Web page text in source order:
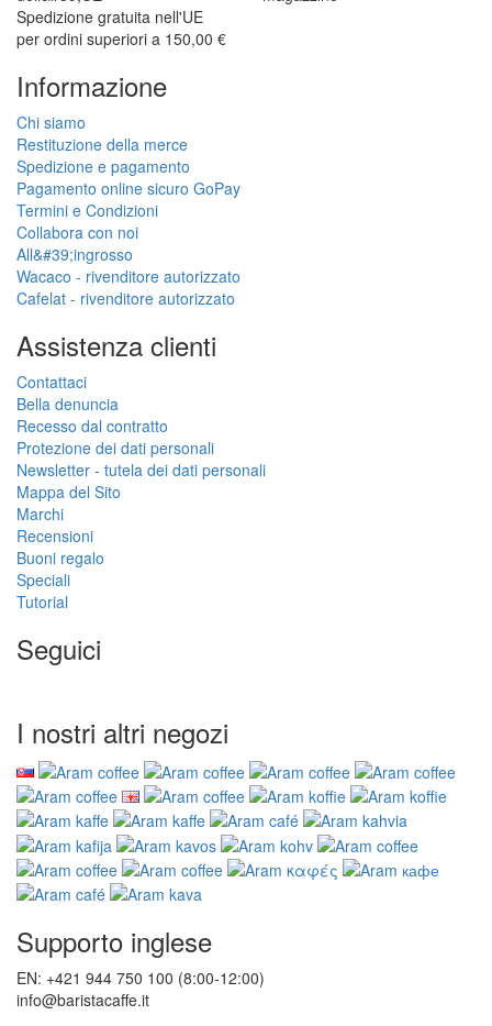
Spedizione gratuita nell'UE
per ordini superiori a 150,00 €
Informazione
Chi siamo
Restituzione della merce
Spedizione e pagamento
Pagamento online sicuro GoPay
Termini e Condizioni
Collabora con noi
All&#39;ingrosso
Wacaco - rivenditore autorizzato
Cafelat - rivenditore autorizzato
Assistenza clienti
Contattaci
Bella denuncia
Recesso dal contratto
Protezione dei dati personali
Newsletter - tutela dei dati personali
Mappa del Sito
Marchi
Recensioni
Buoni regalo
Speciali
Tutorial
Seguici
I nostri altri negozi
Supporto inglese
EN: +421 944 750 100 (8:00-12:00)
info@baristacaffe.it